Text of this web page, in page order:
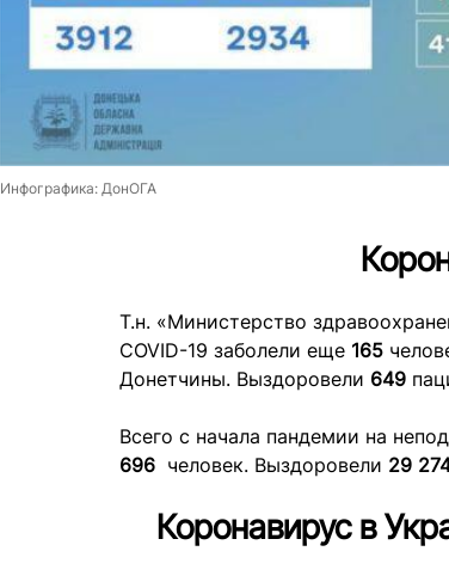
Инфографика: ДонОГА
Т.н. «Министерство
COVID-19 заболели еще 165
Донетчины. Выздоровели 649
Всего с начала пандемии на
696 человек. Выздоровели 29
Коронавирус в